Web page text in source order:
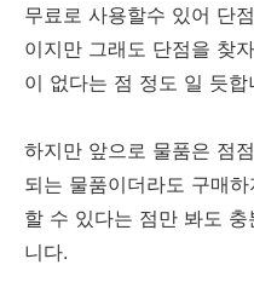
무료로 사용할수 있어 단
이지만 그래도 단점을 찾
이 없다는 점 정도 일 듯합
하지만 앞으로 물품은 점
되는 물품이더라도 구매
할 수 있다는 점만 봐도
니다.